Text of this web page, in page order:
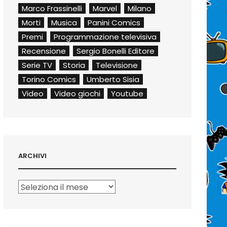
Marco Frassinelli Marvel
Milano
Morti
Musica
Panini Comics
Premi
Programmazione televisiva
Recensione
Sergio Bonelli Editore
Serie TV
Storia
Televisione
Torino Comics
Umberto Sisia
Video
Video giochi Youtube
ARCHIVI
Archivi